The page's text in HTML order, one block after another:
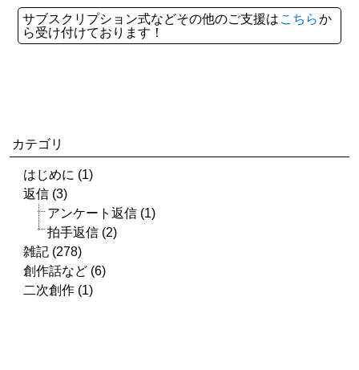
サブスクリプション式などその他のご支援は こちらか
ら受け付けております！
カテゴリ
はじめに (1)
返信 (3)
アンケート返信 (1)
拍手返信 (2)
雑記 (278)
創作話など (6)
二次創作 (1)